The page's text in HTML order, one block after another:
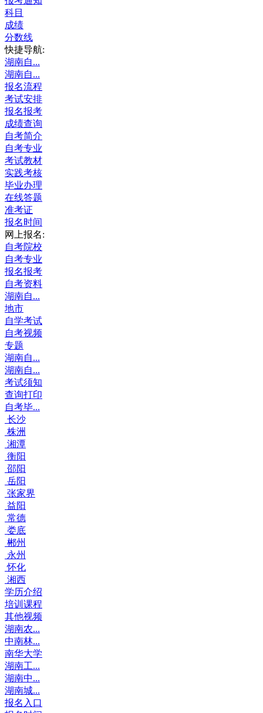
科目
成绩
分数线
快捷导航:
湖南自...
湖南自...
报名流程
考试安排
报名报考
成绩查询
自考简介
自考专业
考试教材
实践考核
毕业办理
在线答题
准考证
报名时间
网上报名:
自考院校
自考专业
报名报考
自考资料
湖南自...
地市
自学考试
自考视频
专题
湖南自...
湖南自...
考试须知
查询打印
自考毕...
长沙
株洲
湘潭
衡阳
邵阳
岳阳
张家界
益阳
常德
娄底
郴州
永州
怀化
湘西
学历介绍
培训课程
其他视频
湖南农...
中南林...
南华大学
湖南工...
湖南中...
湖南城...
报名入口